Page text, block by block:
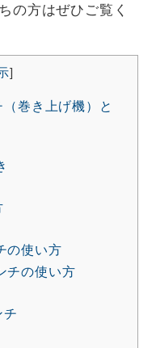
の方はぜひご覧く
]
巻き上げ機）と
の使い方
チの使い方
チ